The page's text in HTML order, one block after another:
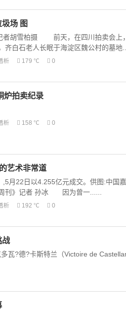
场 图
者胡雪柏摄 前天，在四川拍卖会上
白石老人长眠于海淀区魏公村的墓地
析 179 ℃ 0
炉拍卖纪录
析 158 ℃ 0
艺术非常道
月22日以4.255亿元成交。供图:中国
刊》记者 孙冰 因为曾一......
析 192 ℃ 0
战
多瓦?德?卡斯特兰（Victoire de